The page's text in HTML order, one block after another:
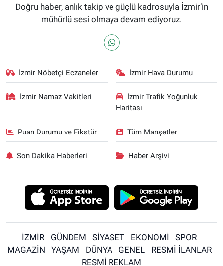
Doğru haber, anlık takip ve güçlü kadrosuyla İzmir’in
mühürlü sesi olmaya devam ediyoruz.
İzmir Nöbetçi Eczaneler İzmir Hava Durumu
İzmir Namaz Vakitleri
İzmir Trafik Yoğunluk
Haritası
Puan Durumu ve Fikstür Tüm Manşetler
Son Dakika Haberleri Haber Arşivi
İZMİR GÜNDEM SİYASET EKONOMİ
SPOR
MAGAZİN
YAŞAM DÜNYA GENEL
RESMİ İLANLAR
RESMİ REKLAM